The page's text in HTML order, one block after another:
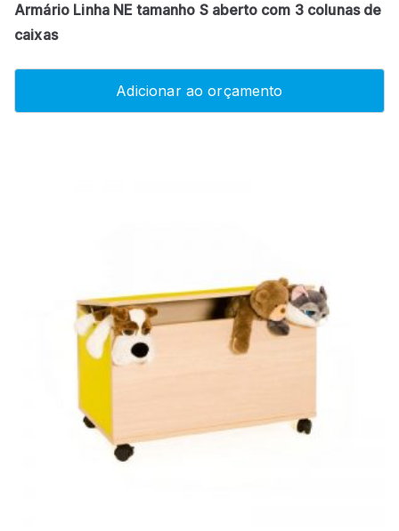
Armário Linha NE tamanho S aberto com 3 colunas de
caixas
Adicionar ao orçamento